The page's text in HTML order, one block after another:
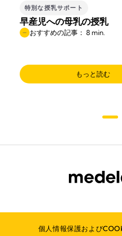
特別な授乳サポート
早産児への母乳の授乳
おすすめの記事： 8 min.
もっと読む
個人情報保護および